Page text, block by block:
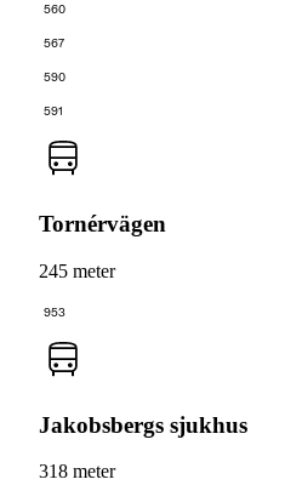
560
567
590
591
Tornérvägen
245 meter
953
Jakobsbergs sjukhus
318 meter